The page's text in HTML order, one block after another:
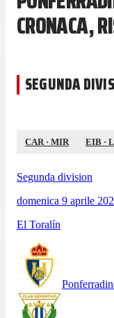
CRONACA,
SEGUNDA
CAR· MIR EIB ·
Segunda division
domenica 9 aprile
El Toralín